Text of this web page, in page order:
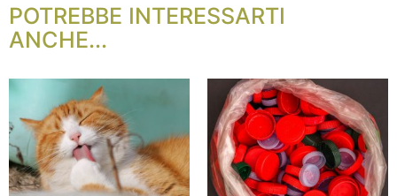
POTREBBE INTERESSARTI
ANCHE...